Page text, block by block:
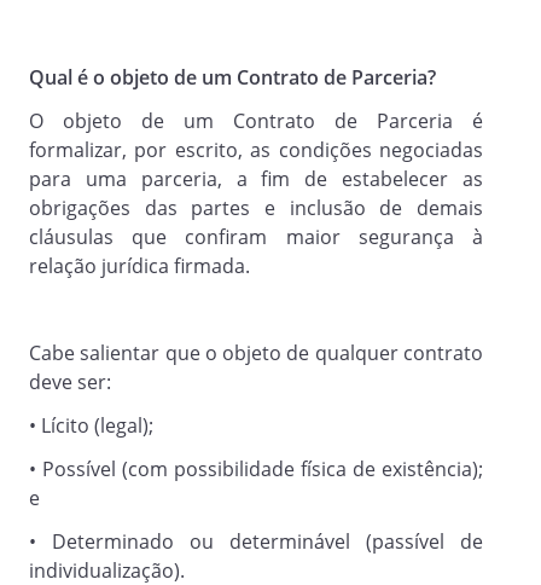
No mesmo sentido o(a)
receberá
em troca o(s) seguinte(s) objeto(s):
pagamento/entrega
haverá incidência de multa a parte
devedora no importe de 2% (dois por
, além de juros de 1% (um por cento) ao
índice
, até a data do efetivo cumprimento da(s)
Qual é o objeto de um Contrato de Parceria?
O objeto de um Contrato de Parceria é
formalizar, por escrito, as condições negociadas
para uma parceria, a fim de estabelecer as
obrigações das partes e inclusão de demais
cláusulas que confiram maior segurança à
relação jurídica firmada.
Cabe salientar que o objeto de qualquer contrato
deve ser:
• Lícito (legal);
• Possível (com possibilidade física de existência);
e
• Determinado ou determinável (passível de
individualização).